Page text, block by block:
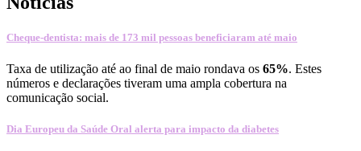
Cheque-dentista: mais de 173 mil pessoas beneficiaram até maio
Taxa de utilização até ao final de maio rondava os 65%. Estes
números e declarações tiveram uma ampla cobertura na
comunicação social.
Dia Europeu da Saúde Oral alerta para impacto da diabetes